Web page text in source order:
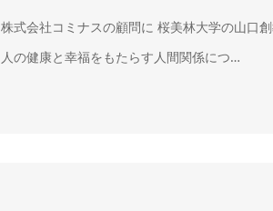
株式会社コミナスの顧問に 桜美林大学の山口
人の健康と幸福をもたらす人間関係につ…